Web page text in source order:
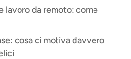
lavoro da remoto: come
cosa ci motiva davvero